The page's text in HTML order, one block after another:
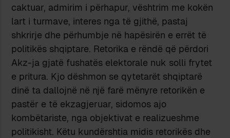
caktuar, admirim i përhapur, vështrim me kokën
lart i turmave, interes nga të gjithë, pastaj
shkrirje dhe përhumbje në hapësirën e errët të
politikës shqiptare. Retorika e rëndë që përdori
Akz-ja gjatë fushatës elektorale nuk solli frytet
e pritura. Kjo dëshmon se qytetarët shqiptarë
dinë ta dallojnë në një farë mënyre retorikën e
pastër e të ekzagjeruar, sidomos ajo
kombëtariste, nga objektivat e realizueshme
politikisht. Këtu kundërshtia midis retorikës dhe